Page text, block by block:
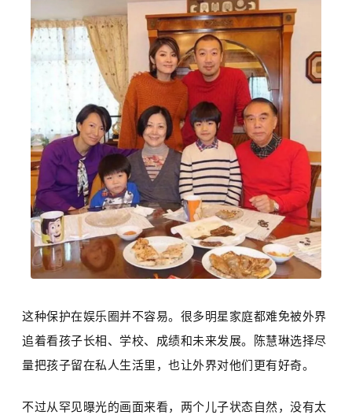
这种保护在娱乐圈并不容易。很多明星家庭都难免被外界
追着看孩子长相、学校、成绩和未来发展。陈慧琳选择尽
量把孩子留在私人生活里，也让外界对他们更有好奇。
不过从罕见曝光的画面来看，两个儿子状态自然，没有太